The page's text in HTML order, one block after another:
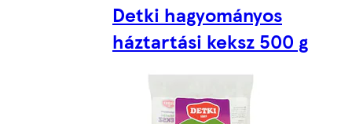
Detki hagyományos
háztartási keksz 500 g